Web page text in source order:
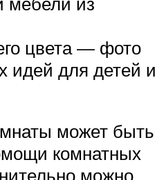
цвета — фото
идей для детей и
может быть
комнатных
можно